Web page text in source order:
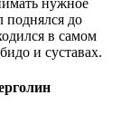
нужное
поднялся до
в самом
и суставах.